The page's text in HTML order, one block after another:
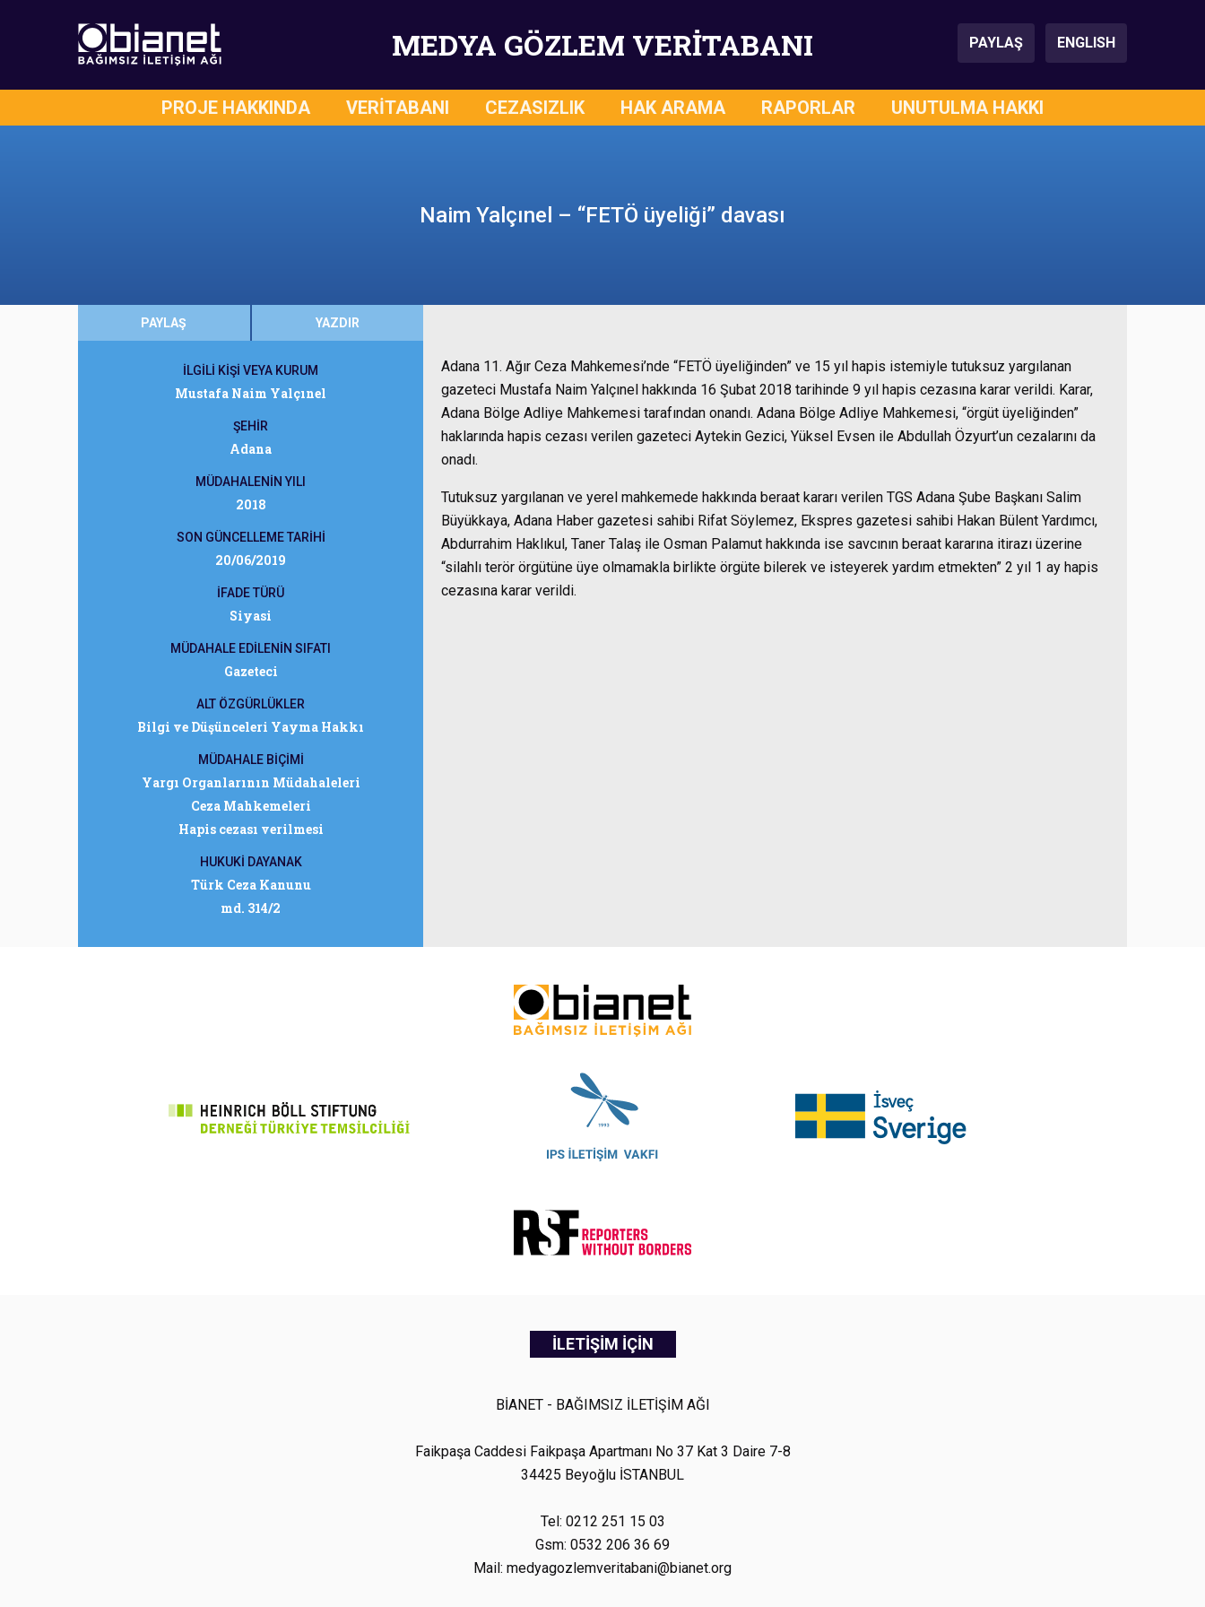
MEDYA GÖZLEM VERİTABANI PAYLAŞ ENGLISH
PROJE HAKKINDA VERİTABANI CEZASIZLIK HAK ARAMA RAPORLAR UNUTULMA HAKKI
Naim Yalçınel – “FETÖ üyeliği” davası
PAYLAŞ YAZDIR
İLGİLİ KİŞİ VEYA KURUM
Mustafa Naim Yalçınel
ŞEHİR
Adana
MÜDAHALENİN YILI
2018
SON GÜNCELLEME TARİHİ
20/06/2019
İFADE TÜRÜ
Siyasi
MÜDAHALE EDİLENİN SIFATI
Gazeteci
ALT ÖZGÜRLÜKLER
Bilgi ve Düşünceleri Yayma Hakkı
MÜDAHALE BİÇİMİ
Yargı Organlarının Müdahaleleri
Ceza Mahkemeleri
Hapis cezası verilmesi
HUKUKİ DAYANAK
Türk Ceza Kanunu
md. 314/2
Adana 11. Ağır Ceza Mahkemesi’nde “FETÖ üyeliğinden” ve 15 yıl hapis istemiyle tutuksuz yargılanan
gazeteci Mustafa Naim Yalçınel hakkında 16 Şubat 2018 tarihinde 9 yıl hapis cezasına karar verildi. Karar,
Adana Bölge Adliye Mahkemesi tarafından onandı. Adana Bölge Adliye Mahkemesi, “örgüt üyeliğinden”
haklarında hapis cezası verilen gazeteci Aytekin Gezici, Yüksel Evsen ile Abdullah Özyurt’un cezalarını da
onadı.
Tutuksuz yargılanan ve yerel mahkemede hakkında beraat kararı verilen TGS Adana Şube Başkanı Salim
Büyükkaya, Adana Haber gazetesi sahibi Rifat Söylemez, Ekspres gazetesi sahibi Hakan Bülent Yardımcı,
Abdurrahim Haklıkul, Taner Talaş ile Osman Palamut hakkında ise savcının beraat kararına itirazı üzerine
“silahlı terör örgütüne üye olmamakla birlikte örgüte bilerek ve isteyerek yardım etmekten” 2 yıl 1 ay hapis
cezasına karar verildi.
İLETİŞİM İÇİN
BİANET - BAĞIMSIZ İLETİŞİM AĞI
Faikpaşa Caddesi Faikpaşa Apartmanı No 37 Kat 3 Daire 7-8
34425 Beyoğlu İSTANBUL
Tel: 0212 251 15 03
Gsm: 0532 206 36 69
Mail: medyagozlemveritabani@bianet.org